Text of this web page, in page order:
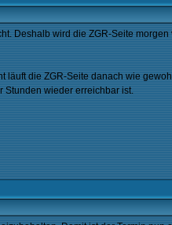
Deshalb wird die ZGR-Seite
die ZGR-Seite danach wie
Stunden wieder erreichbar ist.